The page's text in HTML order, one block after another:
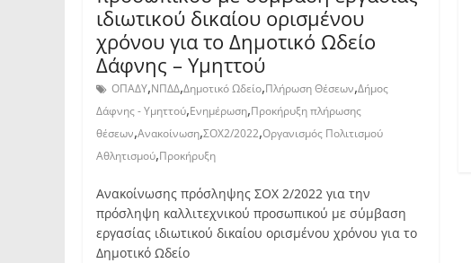
ιδιωτικού δικαίου ορισμένου
χρόνου για το Δημοτικό Ωδείο
Δάφνης – Υμηττού
ΟΠΑΔΥ,ΝΠΔΔ,Δημοτικό Ωδείο,Πλήρωση Θέσεων,Δήμος
Δάφνης - Υμηττού,Ενημέρωση,Προκήρυξη πλήρωσης
θέσεων,Ανακοίνωση,ΣΟΧ2/2022,Οργανισμός Πολιτισμού
Αθλητισμού,Προκήρυξη
Ανακοίνωσης πρόσληψης ΣΟΧ 2/2022 για την
πρόσληψη καλλιτεχνικού προσωπικού με σύμβαση
εργασίας ιδιωτικού δικαίου ορισμένου χρόνου για το
Δημοτικό Ωδείο